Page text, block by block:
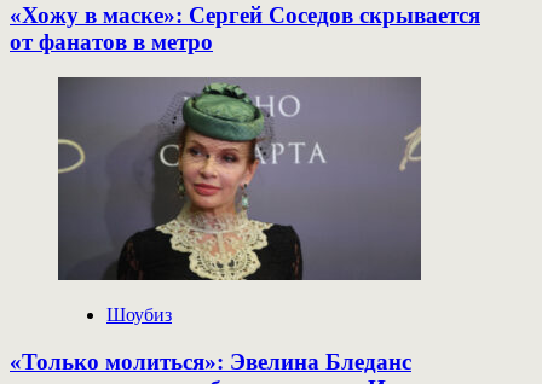
«Хожу в маске»: Сергей Соседов скрывается
от фанатов в метро
Шоубиз
«Только молиться»: Эвелина Бледанс